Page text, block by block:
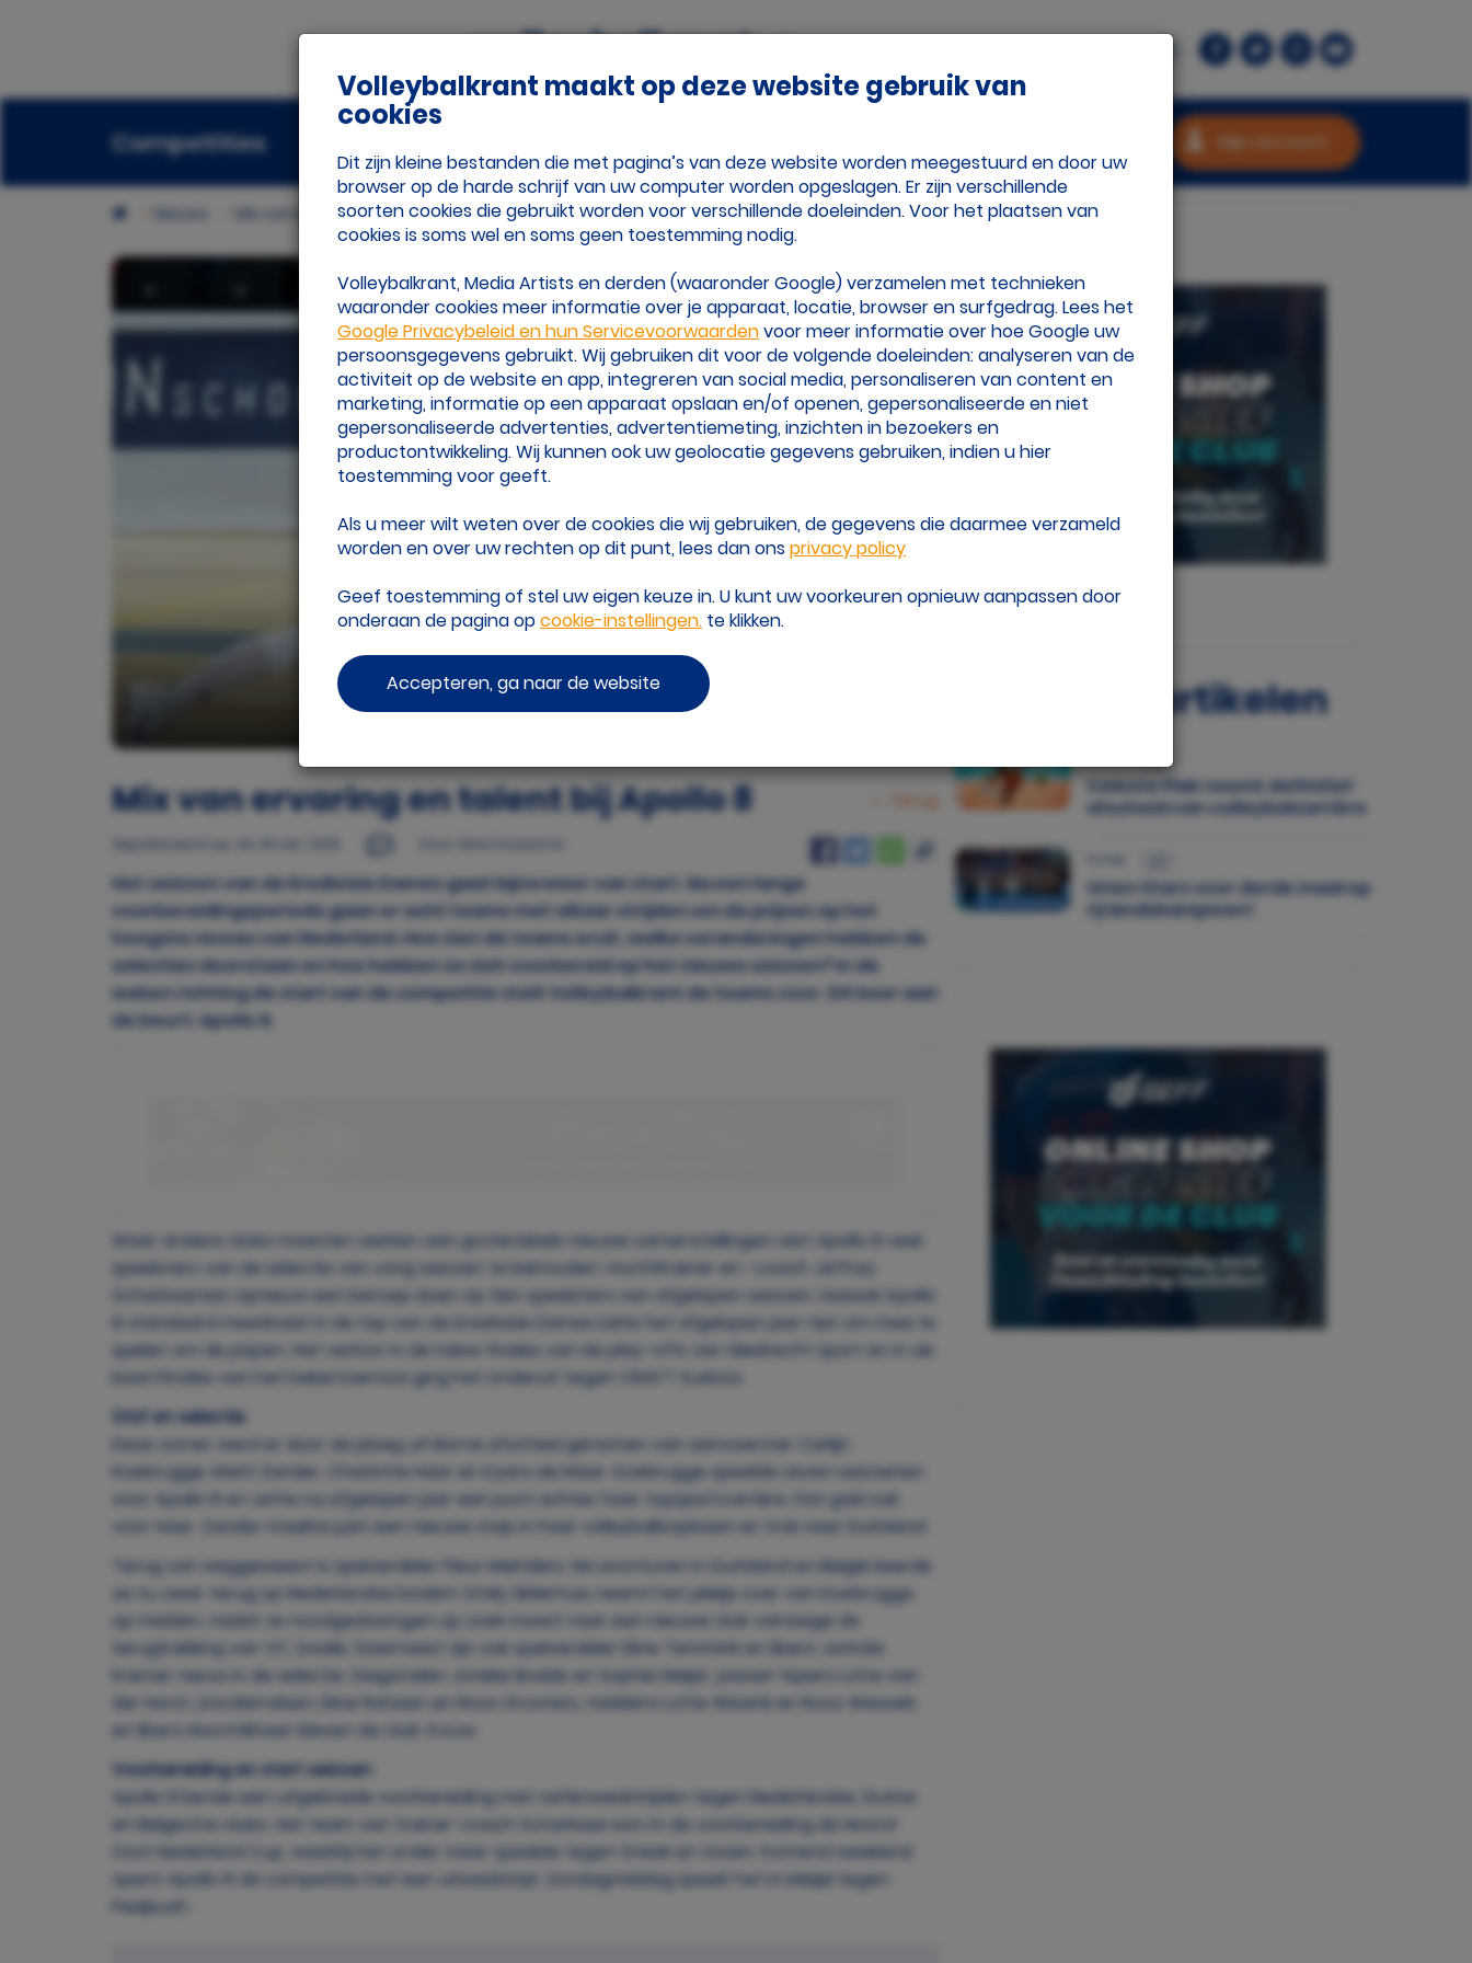
Competities Mijn account
Mix van ervaring en talent bij Apollo 8
Mix van ervaring en talent bij Apollo 8 Terug
Het seizoen van de Eredivisie Dames gaat bijna weer van start. Na een lange
voorbereidingsperiode gaan er acht teams met elkaar strijden om de prijzen op het
hoogste niveau van Nederland. Hoe zien de teams eruit, welke veranderingen hebben de
selecties doorstaan en hoe hebben ze zich voorbereid op het nieuwe seizoen? In de
weken richting de start van de competitie stelt Volleybalkrant de teams voor. Dit keer aan
de beurt: Apollo 8.
Waar andere clubs moesten werken aan grotendeels nieuwe samenstellingen wist Apollo 8 veel
speelsters van de selectie van vorig seizoen te behouden. Hoofdtrainer en -coach Jeffrey
Scharbaai kan opnieuw een beroep doen op tien speelsters van afgelopen seizoen. Hoewel Apollo
8 standaard meedraait in de top van de Eredivisie Dames lukte het afgelopen jaar niet om mee te
spelen om de prijzen. Het verloor in de halve finales van de play-offs van Sliedrecht Sport en in de
kwartfinales van het bekertoernooi ging het onderuit tegen CRAFT Sudosa.
Staf en selectie
Deze zomer werd er door de ploeg uit Borne afscheid genomen van aanvoerster Carlijn
Koebrugge, Marit Zander, Charlotte Haar en Kyara de Maar. Koebrugge speelde zeven seizoenen
voor Apollo 8 en zette na afgelopen jaar een punt achter haar topsportcarrière. Dat gold ook
voor Haar. Zander maakte juist een nieuwe stap in haar volleyballoopbaan en trok naar Duitsland.
Terug van weggeweest is spelverdeler Fleur Meinders. Na avonturen in Duitsland en België keerde
ze nu weer terug op Nederlandse bodem. Emily Silderhuis neemt het plekje over van Koebrugge
op midden, nadat ze noodgedwongen op zoek moest naar een nieuwe club vanwege de
terugtrekking van VC Zwolle. Daarnaast zijn ook spelverdeler Eline Temmink en libero Jorinda
Kremer nieuw in de selectie. Diagonalen Jorieke Bodde en Sophie Meijer, passer-lopers Lotte van
der Horst, Lina Berndsen, Eline Rohaan en Roos Grooters, middens Lotte Wissink en Roos Wessels
en libero Noa Krikhaar bleven de club trouw.
Voorbereiding en start seizoen
Apollo 8 kende een uitgebreide voorbereiding met oefenwedstrijden tegen Nederlandse, Duitse
en Belgische clubs. Het team van trainer-coach Scharbaai won in de voorbereiding de Noord-
Oost Nederland Cup, waarbij het onder meer speelde tegen Sneek en Assen. Komend weekend
opent Apollo 8 de competitie met een uitwedstrijd. Zondagmiddag speelt het in Meijel tegen
Peelpush.
Populaire artikelen
Celeste Plak neemt definitief
afscheid van volleybalcarrière
Orion Stars voor derde maal op
rij landskampioen!
Volleybalkrant maakt op deze website gebruik van
cookies
Dit zijn kleine bestanden die met pagina’s van deze website worden meegestuurd en door uw
browser op de harde schrijf van uw computer worden opgeslagen. Er zijn verschillende
soorten cookies die gebruikt worden voor verschillende doeleinden. Voor het plaatsen van
cookies is soms wel en soms geen toestemming nodig.
Volleybalkrant, Media Artists en derden (waaronder Google) verzamelen met technieken
waaronder cookies meer informatie over je apparaat, locatie, browser en surfgedrag. Lees het
Google Privacybeleid en hun Servicevoorwaardenvoor meer informatie over hoe Google uw
persoonsgegevens gebruikt. Wij gebruiken dit voor de volgende doeleinden: analyseren van de
activiteit op de website en app, integreren van social media, personaliseren van content en
marketing, informatie op een apparaat opslaan en/of openen, gepersonaliseerde en niet
gepersonaliseerde advertenties, advertentiemeting, inzichten in bezoekers en
productontwikkeling. Wij kunnen ook uw geolocatie gegevens gebruiken, indien u hier
toestemming voor geeft.
Als u meer wilt weten over de cookies die wij gebruiken, de gegevens die daarmee verzameld
worden en over uw rechten op dit punt, lees dan onsprivacy policy
Geef toestemming of stel uw eigen keuze in. U kunt uw voorkeuren opnieuw aanpassen door
onderaan de pagina opcookie-instellingen. te klikken.
Accepteren, ga naar de website